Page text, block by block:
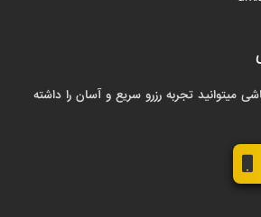
میتوانید تجربه رزرو سریع و آسان را داشته